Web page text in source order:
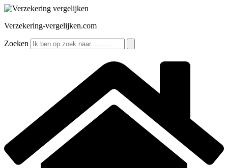
Ga
de
Verzekering-vergelijken.com
Zoeken